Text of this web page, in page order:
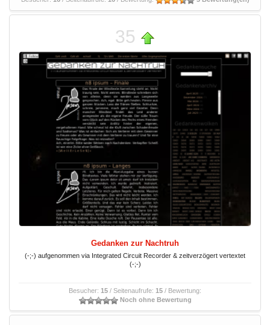
35
Gedanken zur Nachtruh
(-;-) aufgenommen via Integrated Circuit Recorder & zeitverzögert vertextet
(-;-)
Besucher: 15 / Seitenaufrufe: 15 / Bewertung:
Noch ohne Bewertung